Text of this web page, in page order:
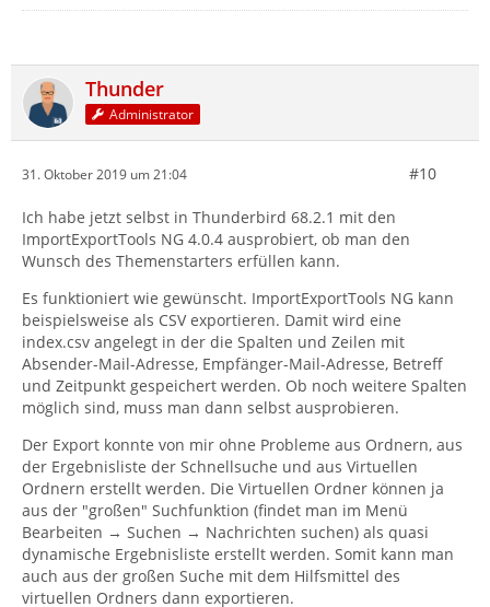
Thunder
Administrator
31. Oktober 2019 um 21:04 #10
Ich habe jetzt selbst in Thunderbird 68.2.1 mit den
ImportExportTools NG 4.0.4 ausprobiert, ob man den
Wunsch des Themenstarters erfüllen kann.
Es funktioniert wie gewünscht. ImportExportTools NG kann
beispielsweise als CSV exportieren. Damit wird eine
index.csv angelegt in der die Spalten und Zeilen mit
Absender-Mail-Adresse, Empfänger-Mail-Adresse, Betreff
und Zeitpunkt gespeichert werden. Ob noch weitere Spalten
möglich sind, muss man dann selbst ausprobieren.
Der Export konnte von mir ohne Probleme aus Ordnern, aus
der Ergebnisliste der Schnellsuche und aus Virtuellen
Ordnern erstellt werden. Die Virtuellen Ordner können ja
aus der "großen" Suchfunktion (findet man im Menü
Bearbeiten → Suchen → Nachrichten suchen) als quasi
dynamische Ergebnisliste erstellt werden. Somit kann man
auch aus der großen Suche mit dem Hilfsmittel des
virtuellen Ordners dann exportieren.